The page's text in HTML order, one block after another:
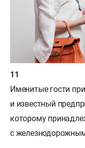
Именитые гости
и известный
которому
с